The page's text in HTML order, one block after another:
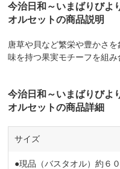
今治日和～いまばりび
オルセットの商品説明
唐草や貝など繁栄や豊かさ
味を持つ果実モチーフを組み
今治日和～いまばりび
オルセットの商品詳細
サイズ
●現品（バスタオル）約６